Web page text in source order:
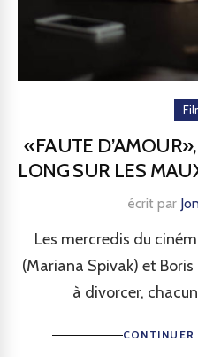
«FAUTE
LONG SUR LES
écrit par
Les mercredis du
(Mariana Spivak) et
à divorcer,